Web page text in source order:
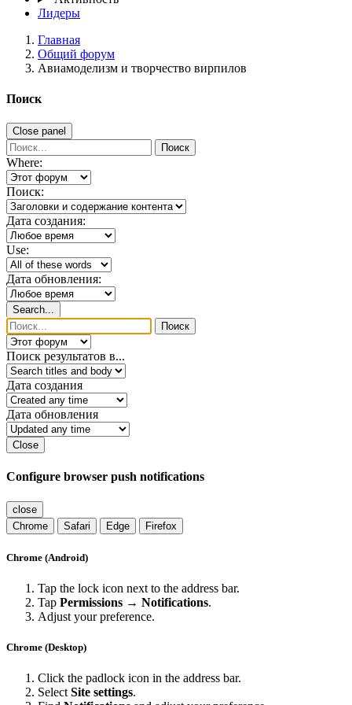
Лидеры
Главная
Общий форум
Авиамоделизм и творчество вирпилов
Поиск
Close panel
Поиск
Where:
Поиск:
Дата создания:
Use:
Дата обновления:
Search...
Поиск
Поиск результатов в...
Дата создания
Дата обновления
Close
Configure browser push notifications
close
Chrome
Safari Edge Firefox
Chrome (Android)
Tap the lock icon next to the address bar.
Tap Permissions → Notifications.
Adjust your preference.
Chrome (Desktop)
Click the padlock icon in the address bar.
Select Site settings.